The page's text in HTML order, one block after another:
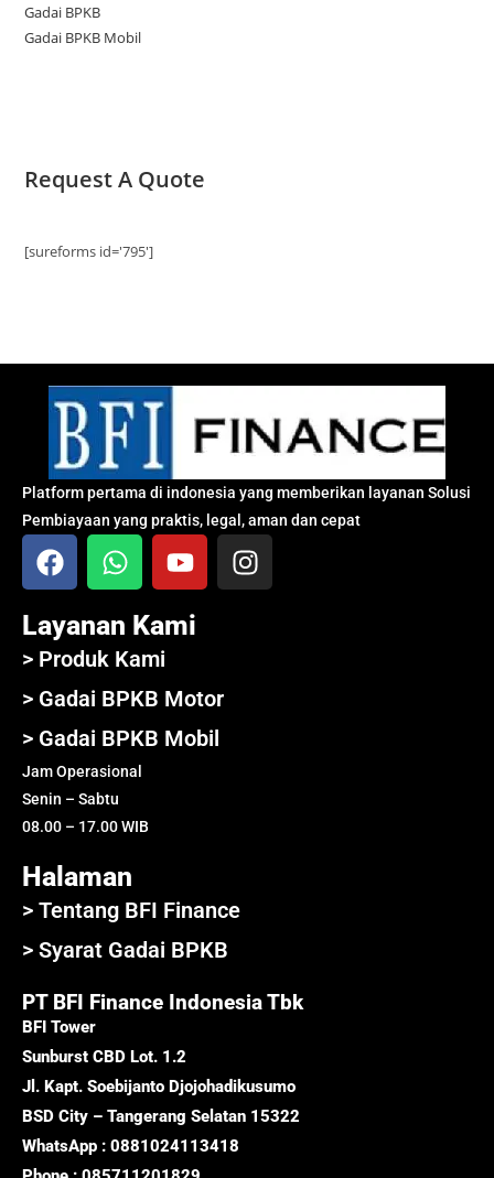
Gadai BPKB
Gadai BPKB Mobil
Request A Quote
[sureforms id='795']
Platform pertama di indonesia yang memberikan layanan Solusi
Pembiayaan yang praktis, legal, aman dan cepat
Layanan Kami
> Produk Kami
> Gadai BPKB Motor
> Gadai BPKB Mobil
Jam Operasional
Senin – Sabtu
08.00 – 17.00 WIB
Halaman
> Tentang BFI Finance
> Syarat Gadai BPKB
PT BFI Finance Indonesia Tbk
BFI Tower
Sunburst CBD Lot. 1.2
Jl. Kapt. Soebijanto Djojohadikusumo
BSD City – Tangerang Selatan 15322
WhatsApp : 0881024113418